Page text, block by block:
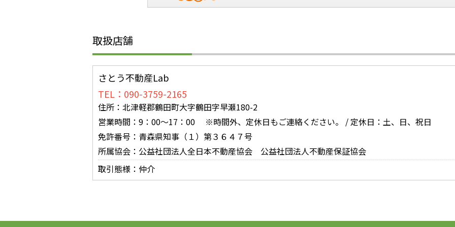
お問い合
取扱店舗
さとう不動産Lab
TEL：090-3759-2165
住所：北津軽郡鶴田町大字鶴田字早瀬180-2
営業時間：9：00～17：00 ※時間外、定休日もご連絡ください。 / 定休日：土、日、祝日
免許番号：青森県知事（１）第３６４７号
所属協会：公益社団法人全日本不動産協会 公益社団法人不動産保証協会
取引態様：仲介